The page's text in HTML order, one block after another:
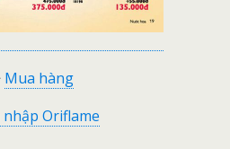
Mua hàng
nhập Oriflame